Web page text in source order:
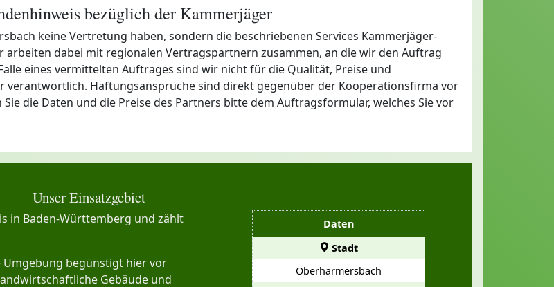
bezüglich der Kammerjäger
keine Vertretung haben, sondern die beschriebenen Services Kammerjäger-
dabei mit regionalen Vertragspartnern zusammen, an die wir den Auftrag
eines vermittelten Auftrages sind wir nicht für die Qualität, Preise und
verantwortlich. Haftungsansprüche sind direkt gegenüber der Kooperationsfirma vor
die Daten und die Preise des Partners bitte dem Auftragsformular, welches Sie vor
Unser Einsatzgebiet
Daten
Stadt
Oberharmersbach
in Baden-Württemberg und zählt
begünstigt hier vor
Gebäude und